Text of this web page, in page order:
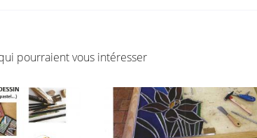
pourraient vous intéresser